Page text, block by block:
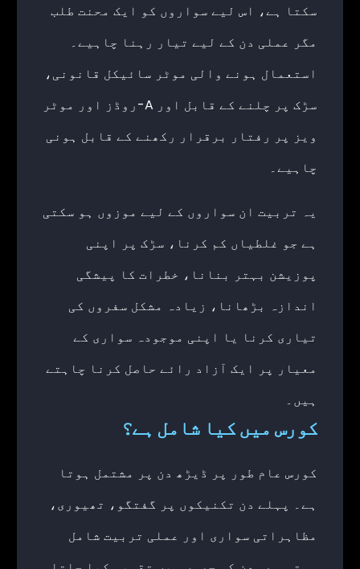
سکتا ہے، اس لیے سواروں کو ایک محنت طلب
مگر عملی دن کے لیے تیار رہنا چاہیے۔
استعمال ہونے والی موٹر سائیکل قانونی،
سڑک پر چلنے کے قابل اور A-روڈز اور موٹر
ویز پر رفتار برقرار رکھنے کے قابل ہونی
چاہیے۔
یہ تربیت ان سواروں کے لیے موزوں ہو سکتی
ہے جو غلطیاں کم کرنا، سڑک پر اپنی
پوزیشن بہتر بنانا، خطرات کا پیشگی
اندازہ بڑھانا، زیادہ مشکل سفروں کی
تیاری کرنا یا اپنی موجودہ سواری کے
معیار پر ایک آزاد رائے حاصل کرنا چاہتے
ہیں۔
کورس میں کیا شامل ہے؟
کورس عام طور پر ڈیڑھ دن پر مشتمل ہوتا
ہے۔ پہلے دن تکنیکوں پر گفتگو، تھیوری،
مظاہراتی سواری اور عملی تربیت شامل